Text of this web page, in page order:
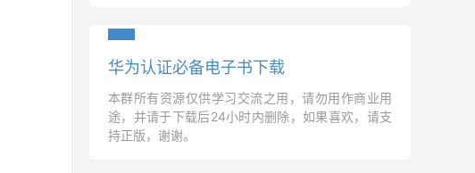
华为认证必备电子书下载
本群所有资源仅供学习交流之用，请勿用作商业用
途，并请于下载后24小时内删除，如果喜欢，请支
持正版，谢谢。